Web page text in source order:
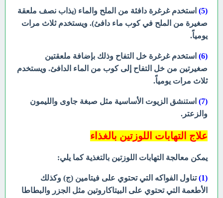
(5)
استخدم غرغرة دافئة من الملح والماء (يذاب نصف ملعقة
صغيرة من الملح في كوب ماء دافئ). ويستخدم ثلاث مرات
يومياً.
(6)
استخدم غرغرة خل التفاح وذلك بإضافة ملعقتين
صغيرتين من خل التفاح إلى كوب من الماء الدافئ. ويستخدم
ثلاث مرات يومياً.
(7)
استنشق الزيوت الأساسية مثل صبغة جاوى والليمون
والزعتر.
علاج التهابات اللوزتين بالغذاء
يمكن معالجة التهابات اللوزتين بالتغذية كما يلي:
(1)
تناول الفواكه التي تحتوي على فيتامين (ج) وكذلك
الأطعمة التي تحتوي على البيتاكاروتين مثل الجزر والبطاطا